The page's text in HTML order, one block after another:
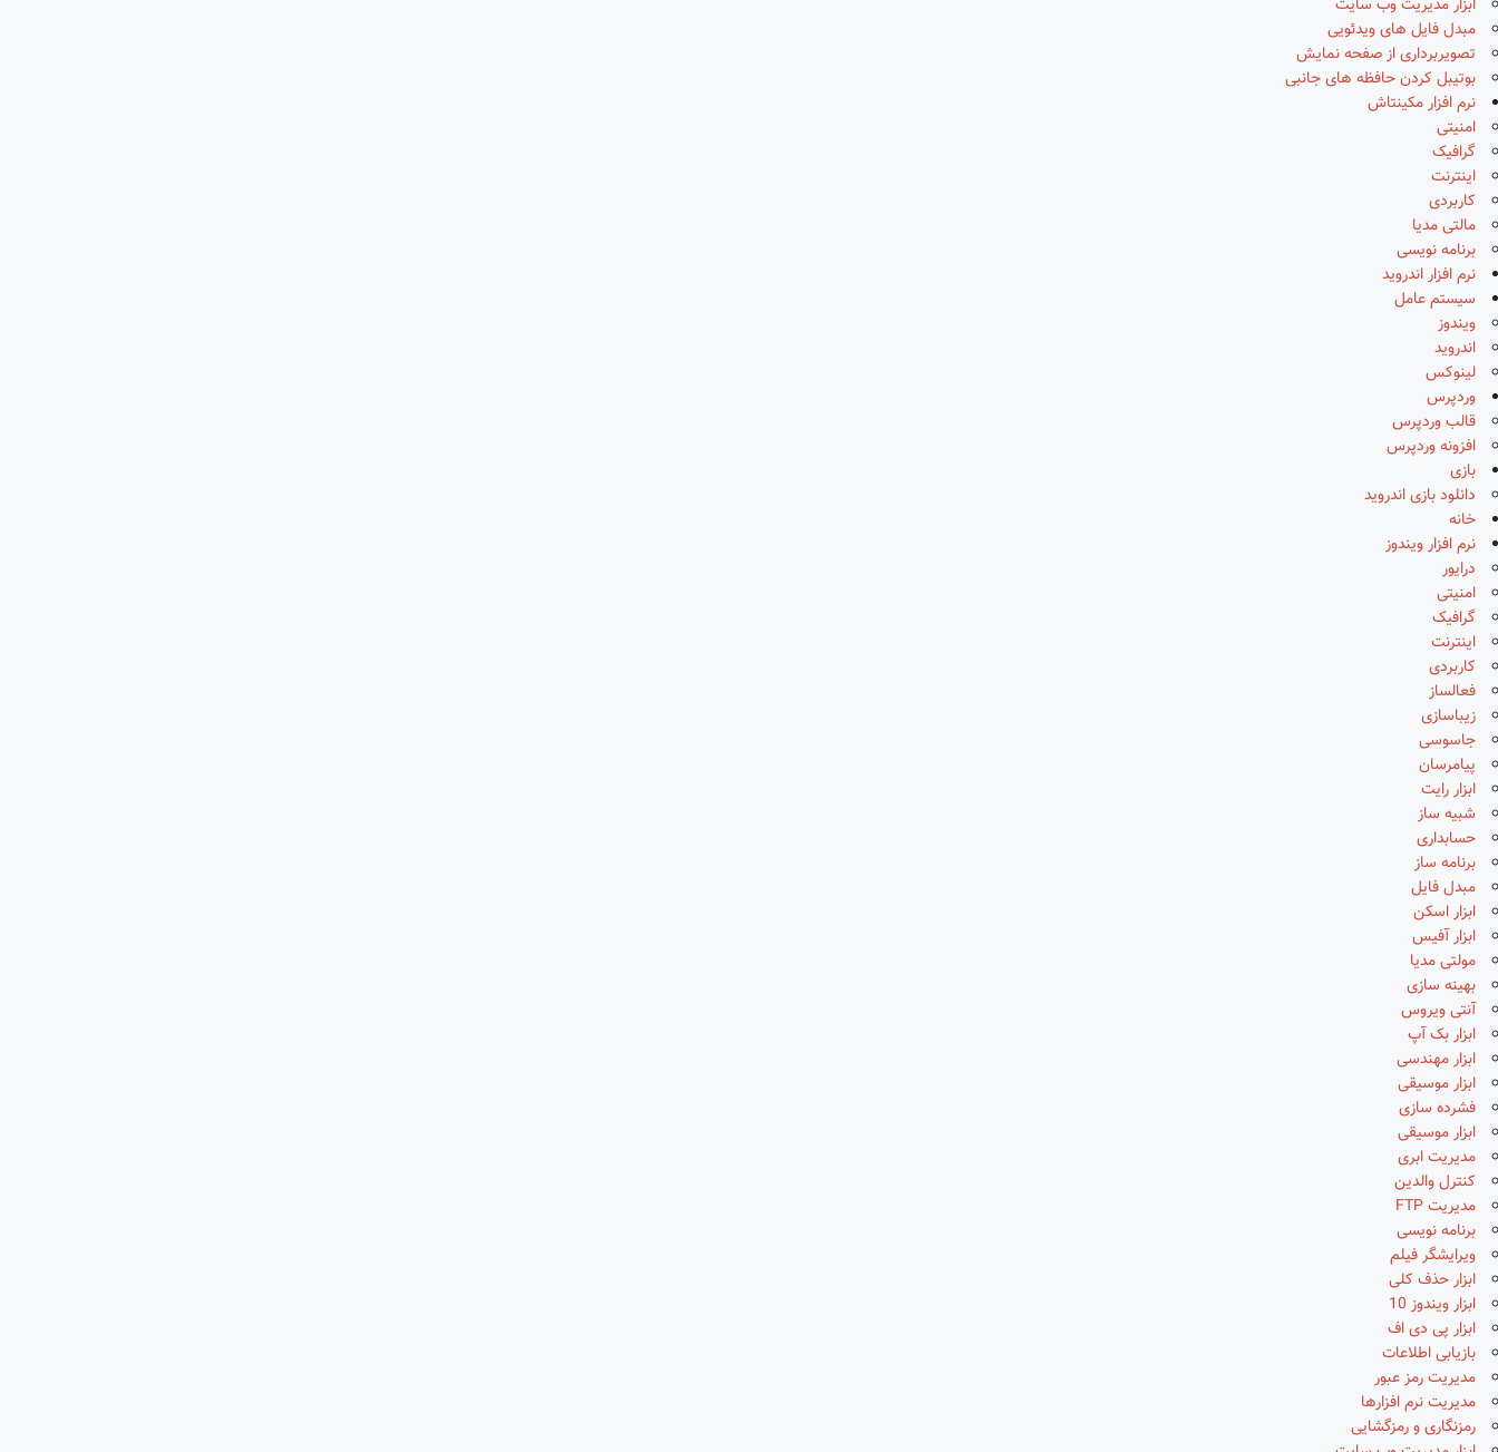
ابزار مدیریت وب سایت
مبدل فایل های ویدئویی
تصویربرداری از صفحه نمایش
بوتیبل کردن حافظه های جانبی
نرم افزار مکینتاش
امنیتی
گرافیک
اینترنت
کاربردی
مالتی مدیا
برنامه نویسی
نرم افزار اندروید
سیستم عامل
ویندوز
اندروید
لینوکس
وردپرس
قالب وردپرس
افزونه وردپرس
بازی
دانلود بازی اندروید
خانه
نرم افزار ویندوز
درایور
امنیتی
گرافیک
اینترنت
کاربردی
فعالساز
زیباسازی
جاسوسی
پیامرسان
ابزار رایت
شبیه ساز
حسابداری
برنامه ساز
مبدل فایل
ابزار اسکن
ابزار آفیس
مولتی مدیا
بهینه سازی
آنتی ویروس
ابزار بک آپ
ابزار مهندسی
ابزار موسیقی
فشرده سازی
ابزار موسیقی
مدیریت ابری
کنترل والدین
مدیریت FTP
برنامه نویسی
ویرایشگر فیلم
ابزار حذف کلی
ابزار ویندوز 10
ابزار پی دی اف
بازیابی اطلاعات
مدیریت رمز عبور
مدیریت نرم افزارها
رمزنگاری و رمزگشایی